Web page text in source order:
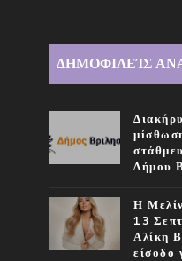
ΔΗΜΟΦΙΛΕΊΣ
Δήμου
Η
13
Αλίκη
είσοδο